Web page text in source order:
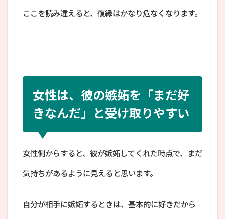
ここを読み違えると、復縁はかなり危なくなります。
女性は、彼の嫉妬を「まだ好
きなんだ」と受け取りやすい
女性側からすると、彼が嫉妬してくれた時点で、まだ
気持ちがあるように見えると思います。
自分が相手に嫉妬するときは、基本的に好きだから